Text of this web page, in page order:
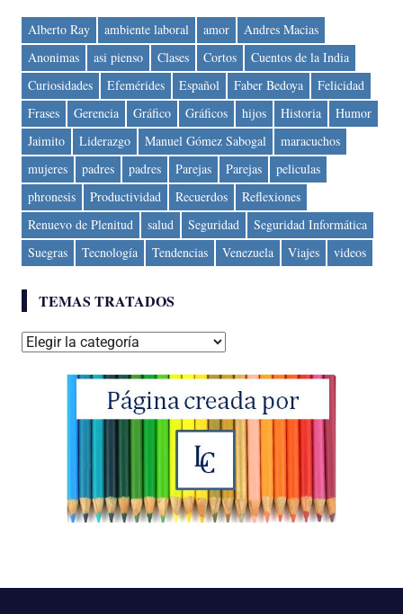
Alberto Ray ambiente laboral amor
Andres Macias
Anonimas
asi pienso Clases Cortos
Cuentos de la India
Curiosidades
Efemérides Español Faber Bedoya
Felicidad
Frases
Gerencia Gráfico Gráficos hijos Historia
Humor
Jaimito
Liderazgo Manuel Gómez Sabogal
maracuchos
mujeres
padres padres Parejas Parejas
peliculas
phronesis
Productividad Recuerdos
Reflexiones
Renuevo de Plenitud
salud Seguridad
Seguridad Informática
Suegras
Tecnología Tendencias Venezuela Viajes videos
TEMAS TRATADOS
Temas